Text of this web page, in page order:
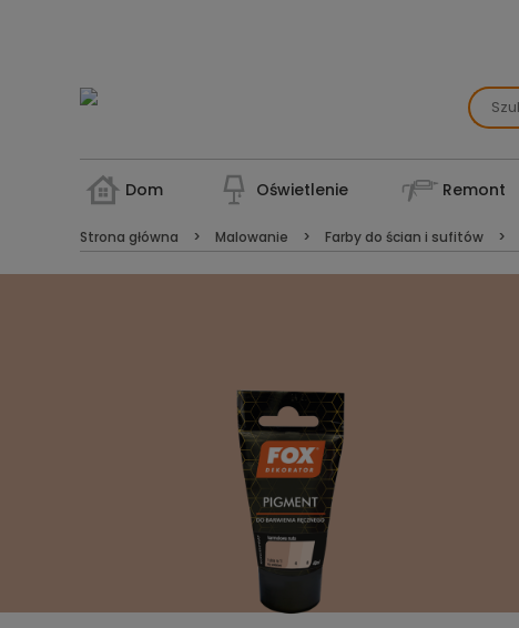
Dom Oświetlenie Remont
Strona główna Malowanie Farby do ścian i sufitów